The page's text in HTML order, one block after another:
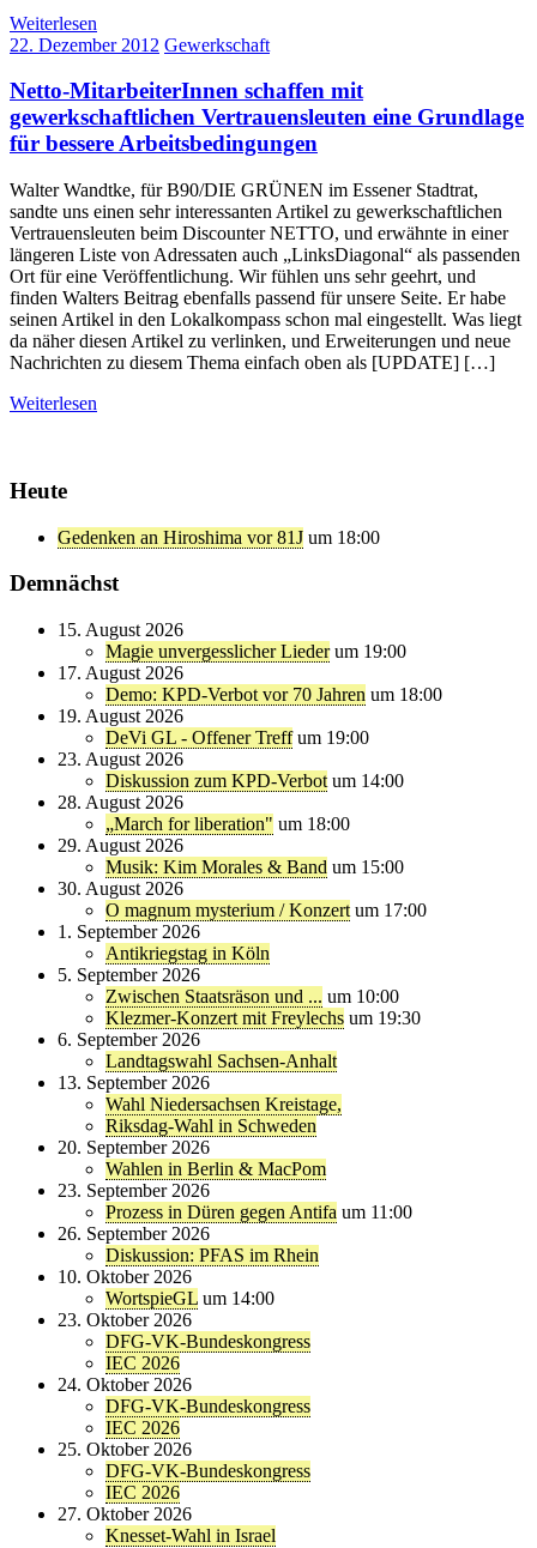
Weiterlesen
22. Dezember 2012 Gewerkschaft
Netto-MitarbeiterInnen schaffen mit
gewerkschaftlichen Vertrauensleuten eine Grundlage
für bessere Arbeitsbedingungen
Walter Wandtke, für B90/DIE GRÜNEN im Essener Stadtrat,
sandte uns einen sehr interessanten Artikel zu gewerkschaftlichen
Vertrauensleuten beim Discounter NETTO, und erwähnte in einer
längeren Liste von Adressaten auch „LinksDiagonal“ als passenden
Ort für eine Veröffentlichung. Wir fühlen uns sehr geehrt, und
finden Walters Beitrag ebenfalls passend für unsere Seite. Er habe
seinen Artikel in den Lokalkompass schon mal eingestellt. Was liegt
da näher diesen Artikel zu verlinken, und Erweiterungen und neue
Nachrichten zu diesem Thema einfach oben als [UPDATE] […]
Weiterlesen
Heute
Gedenken an Hiroshima vor 81J um 18:00
Demnächst
15. August 2026
Magie unvergesslicher Lieder um 19:00
17. August 2026
Demo: KPD-Verbot vor 70 Jahren um 18:00
19. August 2026
DeVi GL - Offener Treff um 19:00
23. August 2026
Diskussion zum KPD-Verbot um 14:00
28. August 2026
„March for liberation" um 18:00
29. August 2026
Musik: Kim Morales & Band um 15:00
30. August 2026
O magnum mysterium / Konzert um 17:00
1. September 2026
Antikriegstag in Köln
5. September 2026
Zwischen Staatsräson und ... um 10:00
Klezmer-Konzert mit Freylechs um 19:30
6. September 2026
Landtagswahl Sachsen-Anhalt
13. September 2026
Wahl Niedersachsen Kreistage,
Riksdag-Wahl in Schweden
20. September 2026
Wahlen in Berlin & MacPom
23. September 2026
Prozess in Düren gegen Antifa um 11:00
26. September 2026
Diskussion: PFAS im Rhein
10. Oktober 2026
WortspieGL um 14:00
23. Oktober 2026
DFG-VK-Bundeskongress
IEC 2026
24. Oktober 2026
DFG-VK-Bundeskongress
IEC 2026
25. Oktober 2026
DFG-VK-Bundeskongress
IEC 2026
27. Oktober 2026
Knesset-Wahl in Israel